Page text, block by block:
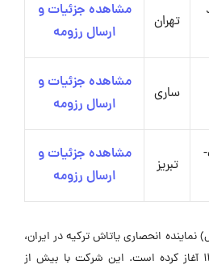
تهران
مشاهده جزئیات و
ارسال رزومه
ساری
مشاهده جزئیات و
ارسال رزومه
تبریز
مشاهده جزئیات و
ارسال رزومه
انحصاری یاتاش ترکیه در ایران،
فعالیت خود را از سال ۱۳۸۲ آغاز کرده است. این شرکت با بیش از